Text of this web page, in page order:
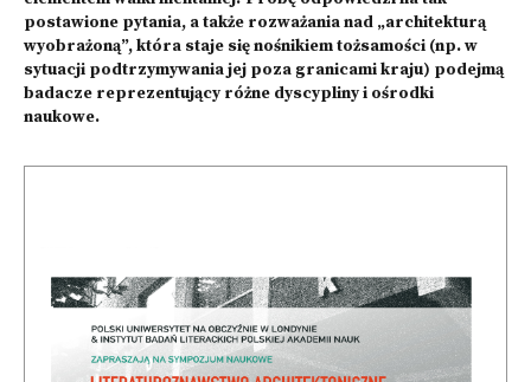
postawione pytania, a także rozważania nad „architekturą
wyobrażoną”, która staje się nośnikiem tożsamości (np. w
sytuacji podtrzymywania jej poza granicami kraju) podejmą
badacze reprezentujący różne dyscypliny i ośrodki
naukowe.